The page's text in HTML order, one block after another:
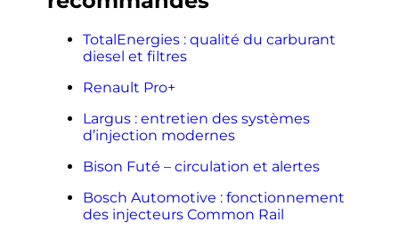
TotalEnergies : qualité du carburant
diesel et filtres
Renault Pro+
Largus : entretien des systèmes
d’injection modernes
Bison Futé – circulation et alertes
Bosch Automotive : fonctionnement
des injecteurs Common Rail